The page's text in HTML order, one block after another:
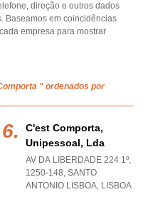
direção e outros dados
Baseamos em coincidências
empresa para mostrar
" ordenados por
C'est Comporta,
Unipessoal, Lda
AV DA LIBERDADE 224 1º,
1250-148, SANTO
ANTONIO LISBOA, LISBOA